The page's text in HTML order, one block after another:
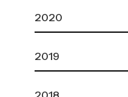
2020
2019